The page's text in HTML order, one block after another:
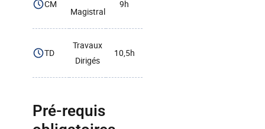
CM
Magistral
9h
TD
Travaux
Dirigés
10,5h
Pré-requis